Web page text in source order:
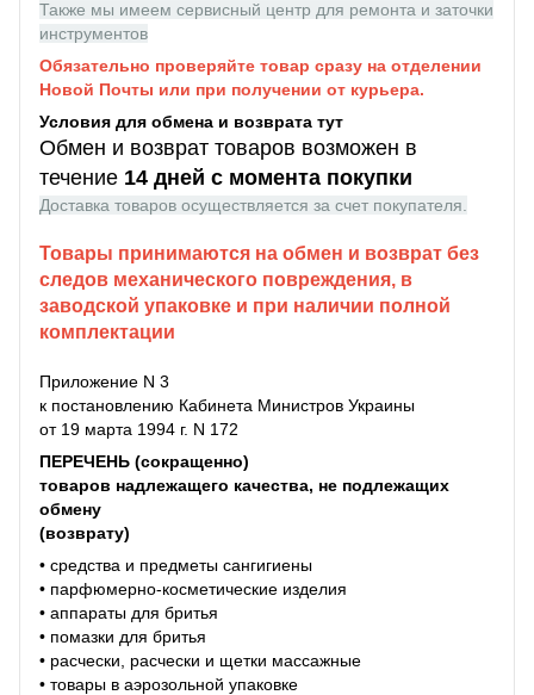
Также мы имеем сервисный центр для ремонта и заточки
инструментов
Обязательно проверяйте товар сразу на отделении
Новой Почты или при получении от курьера.
Условия для обмена и возврата тут
Обмен и возврат товаров возможен в
течение 14 дней с момента покупки
Доставка товаров осуществляется за счет покупателя.
Товары принимаются на обмен и возврат без
следов механического повреждения, в
заводской упаковке и при наличии полной
комплектации
Приложение N 3
к постановлению Кабинета Министров Украины
от 19 марта 1994 г. N 172
ПЕРЕЧЕНЬ (сокращенно)
товаров надлежащего качества, не подлежащих
обмену
(возврату)
• средства и предметы сангигиены
• парфюмерно-косметические изделия
• аппараты для бритья
• помазки для бритья
• расчески, расчески и щетки массажные
• товары в аэрозольной упаковке